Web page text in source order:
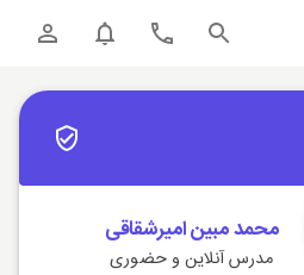
محمد مبین امیرشقاقی
مدرس آنلاین و حضوری